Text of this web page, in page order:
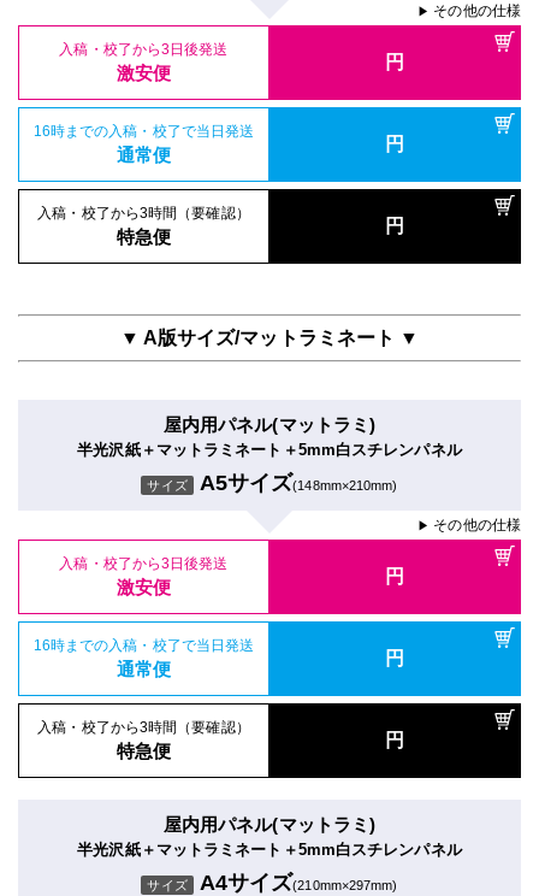
▶ その他の仕様
入稿・校了から3日後発送
激安便 円
16時までの入稿・校了で当日発送
通常便 円
入稿・校了から3時間（要確認）
特急便 円
▼ A版サイズ/マットラミネート ▼
屋内用パネル(マットラミ)
半光沢紙＋マットラミネート＋5mm白スチレンパネル
サイズ A5サイズ(148mm×210mm)
▶ その他の仕様
入稿・校了から3日後発送
激安便 円
16時までの入稿・校了で当日発送
通常便 円
入稿・校了から3時間（要確認）
特急便 円
屋内用パネル(マットラミ)
半光沢紙＋マットラミネート＋5mm白スチレンパネル
サイズ A4サイズ(210mm×297mm)